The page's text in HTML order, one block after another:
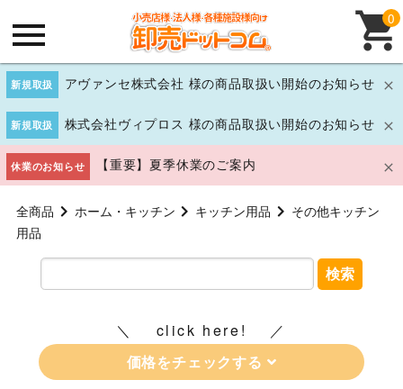
新規取扱 アヴァンセ株式会社 様の商品取扱い開始のお知らせ
新規取扱 株式会社ヴィプロス 様の商品取扱い開始のお知らせ
休業のお知らせ 【重要】夏季休業のご案内
0
全商品 ホーム・キッチン キッチン用品
その他キッチン
用品
検索
click here!
価格をチェックする